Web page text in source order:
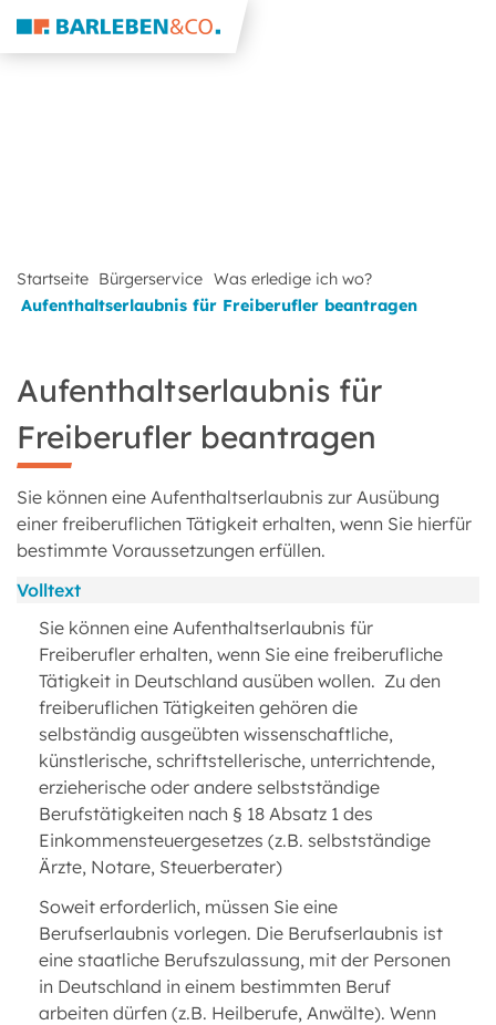
Startseite Bürgerservice Was erledige ich wo?
Aufenthaltserlaubnis für Freiberufler beantragen
Aufenthaltserlaubnis für
Freiberufler beantragen
Sie können eine Aufenthaltserlaubnis zur Ausübung
einer freiberuflichen Tätigkeit erhalten, wenn Sie hierfür
bestimmte Voraussetzungen erfüllen.
Volltext
Sie können eine Aufenthaltserlaubnis für
Freiberufler erhalten, wenn Sie eine freiberufliche
Tätigkeit in Deutschland ausüben wollen. Zu den
freiberuflichen Tätigkeiten gehören die
selbständig ausgeübten wissenschaftliche,
künstlerische, schriftstellerische, unterrichtende,
erzieherische oder andere selbstständige
Berufstätigkeiten nach § 18 Absatz 1 des
Einkommensteuergesetzes (z.B. selbstständige
Ärzte, Notare, Steuerberater)
Soweit erforderlich, müssen Sie eine
Berufserlaubnis vorlegen. Die Berufserlaubnis ist
eine staatliche Berufszulassung, mit der Personen
in Deutschland in einem bestimmten Beruf
arbeiten dürfen (z.B. Heilberufe, Anwälte). Wenn